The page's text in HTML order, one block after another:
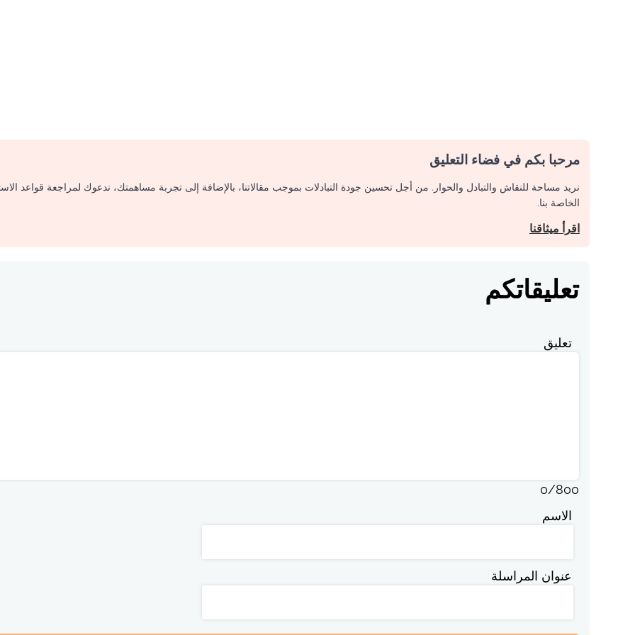
مرحبا بكم في فضاء التعليق
نريد مساحة للنقاش والتبادل والحوار. من أجل تحسين جودة التبادلات بموجب مقالاتنا، بالإضافة إلى تجربة مساهمتك، ندعوك لمراجعة قواعد
الخاصة بنا.
اقرأ ميثاقنا
تعليقاتكم
تعليق
0/800
الاسم
عنوان المراسلة